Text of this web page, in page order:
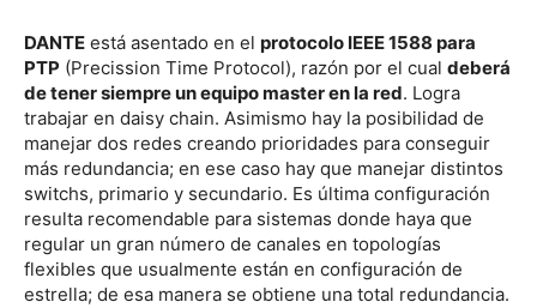
DANTE está asentado en el protocolo IEEE 1588 para
PTP (Precission Time Protocol), razón por el cual deberá
de tener siempre un equipo master en la red. Logra
trabajar en daisy chain. Asimismo hay la posibilidad de
manejar dos redes creando prioridades para conseguir
más redundancia; en ese caso hay que manejar distintos
switchs, primario y secundario. Es última configuración
resulta recomendable para sistemas donde haya que
regular un gran número de canales en topologías
flexibles que usualmente están en configuración de
estrella; de esa manera se obtiene una total redundancia.